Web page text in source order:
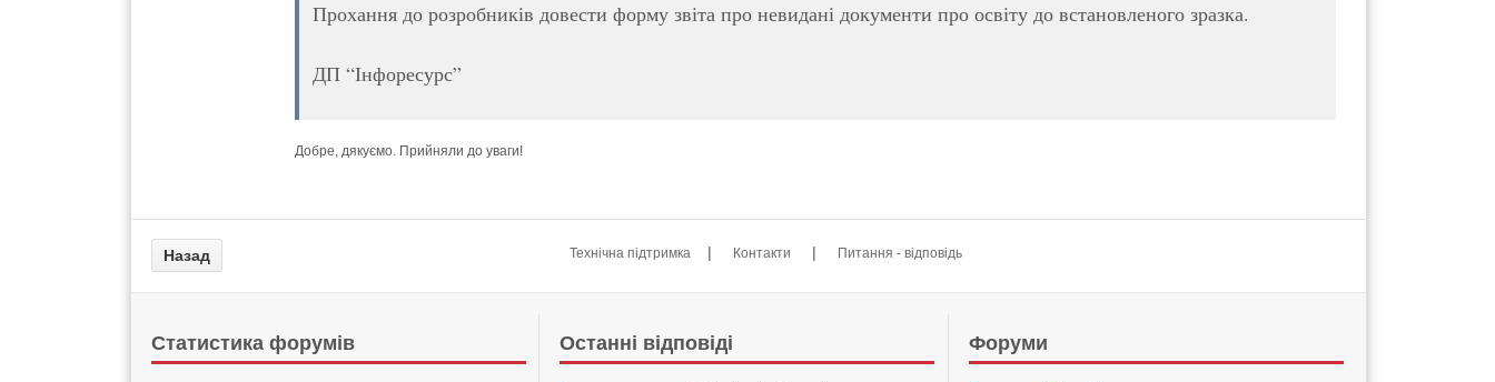
Прохання до розробників довести форму звіта про невидані документи про освіту до встановленого зразка.
ДП “Інфоресурс”
Добре, дякуємо. Прийняли до уваги!
Технічна підтримка | Контакти | Питання - відповідь
Статистика форумів Останні відповіді Форуми